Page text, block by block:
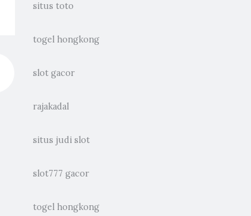
situs toto
togel hongkong
slot gacor
rajakadal
situs judi slot
slot777 gacor
togel hongkong